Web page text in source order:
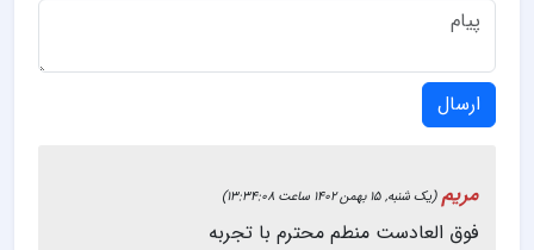
ارسال
مریم(یک شنبه, 15 بهمن 1402 ساعت 13:34:08)
فوق العادست منطم محترم با تجربه